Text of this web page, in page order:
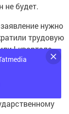
не будет.
нужно
трудовую
I квартале
года они